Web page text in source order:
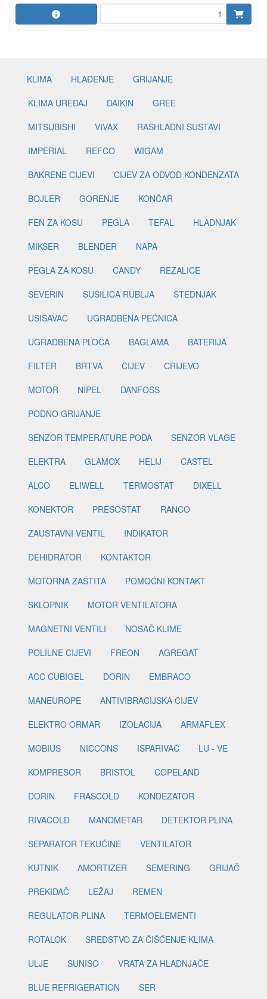
KLIMA HLAĐENJE
GRIJANJE
KLIMA UREĐAJ
DAIKIN
GREE
MITSUBISHI
VIVAX
RASHLADNI SUSTAVI
IMPERIAL
REFCO
WIGAM
BAKRENE CIJEVI
CIJEV ZA ODVOD KONDENZATA
BOJLER
GORENJE
KONČAR
FEN ZA KOSU
PEGLA TEFAL
HLADNJAK
MIKSER
BLENDER
NAPA
PEGLA ZA KOSU
CANDY
REZALICE
SEVERIN
SUŠILICA RUBLJA
ŠTEDNJAK
USISAVAČ
UGRADBENA PEĆNICA
UGRADBENA PLOČA
BAGLAMA
BATERIJA
FILTER
BRTVA CIJEV
CRIJEVO
MOTOR
NIPEL
DANFOSS
PODNO GRIJANJE
SENZOR TEMPERATURE PODA
SENZOR VLAGE
ELEKTRA
GLAMOX HELIJ
CASTEL
ALCO
ELIWELL TERMOSTAT
DIXELL
KONEKTOR
PRESOSTAT
RANCO
ZAUSTAVNI VENTIL
INDIKATOR
DEHIDRATOR
KONTAKTOR
MOTORNA ZAŠTITA
POMOĆNI KONTAKT
SKLOPNIK
MOTOR VENTILATORA
MAGNETNI VENTILI
NOSAČ KLIME
POLILNE CIJEVI
FREON
AGREGAT
ACC CUBIGEL
DORIN
EMBRACO
MANEUROPE
ANTIVIBRACIJSKA CIJEV
ELEKTRO ORMAR
IZOLACIJA
ARMAFLEX
MOBIUS
NICCONS ISPARIVAČ
LU - VE
KOMPRESOR
BRISTOL
COPELAND
DORIN
FRASCOLD
KONDEZATOR
RIVACOLD
MANOMETAR
DETEKTOR PLINA
SEPARATOR TEKUĆINE
VENTILATOR
KUTNIK
AMORTIZER SEMERING
GRIJAČ
PREKIDAČ
LEŽAJ
REMEN
REGULATOR PLINA
TERMOELEMENTI
ROTALOK
SREDSTVO ZA ČIŠĆENJE KLIMA
ULJE
SUNISO
VRATA ZA HLADNJAČE
BLUE REFRIGERATION
SER